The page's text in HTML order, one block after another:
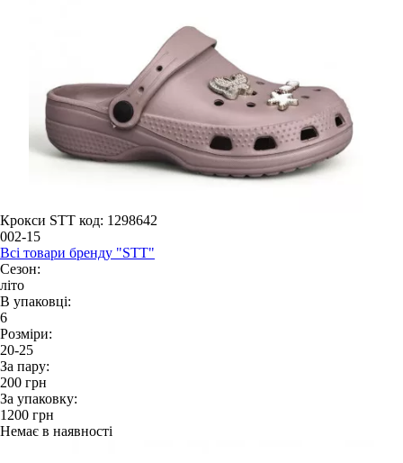
Крокси STT код: 1298642
002-15
Всі товари бренду "STT"
Сезон:
літо
В упаковці:
6
Розміри:
20-25
За пару:
200 грн
За упаковку:
1200 грн
Немає в наявності